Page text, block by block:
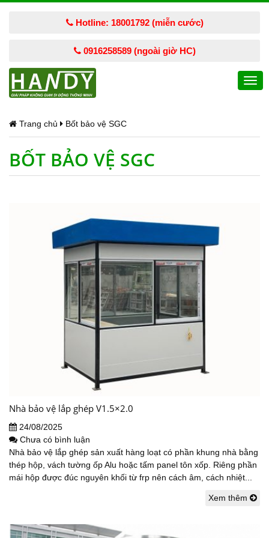
Hotline: 18001792 (miễn cước)
0916258589 (ngoài giờ HC)
Trang chủ Bốt bảo vệ SGC
BỐT BẢO VỆ SGC
Nhà bảo vệ lắp ghép V1.5×2.0
24/08/2025
Chưa có bình luận
Nhà bảo vệ lắp ghép sản xuất hàng loạt có phần khung nhà bằng
thép hộp, vách tường ốp Alu hoặc tấm panel tôn xốp. Riêng phần
mái hộp được đúc nguyên khối từ frp nên cách âm, cách nhiệt...
Xem thêm